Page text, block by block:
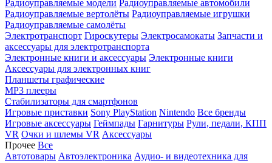
Радиоуправляемые модели Радиоуправляемые автомобили
Радиоуправляемые вертолёты Радиоуправляемые игрушки
Радиоуправляемые самолёты
Электротранспорт Гироскутеры Электросамокаты Запчасти и
аксессуары для электротранспорта
Электронные книги и аксессуары Электронные книги
Аксессуары для электронных книг
Планшеты графические
MP3 плееры
Стабилизаторы для смартфонов
Игровые приставки Sony PlayStation Nintendo Все бренды
Игровые аксессуары Геймпады Гарнитуры Рули, педали, КПП
VR Очки и шлемы VR Аксессуары
Прочее Все
Автотовары Автоэлектроника Аудио- и видеотехника для